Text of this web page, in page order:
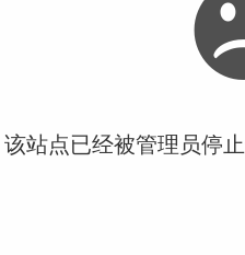
站点已经被管理员停